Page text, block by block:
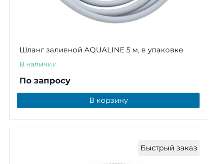
Шланг заливной AQUALINE 5 м, в упаковке
В наличии
По запросу
В корзину
Быстрый заказ